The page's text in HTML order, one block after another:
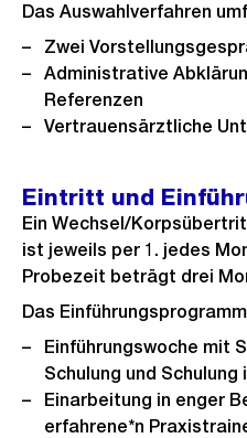
Das Auswahlverfahren
Zwei
Administrative
Referenzen
Vertrauensärztliche
Eintritt und
Ein Wechsel/
ist jeweils per 1. jedes
Probezeit beträgt drei
Das
Einführungswoche mit
Schulung und
Einarbeitung in enger
erfahrene*n